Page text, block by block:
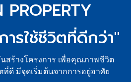
PROPERTY
รใช้ชีวิตที่ดีกว่า"
สร้างโครงการ เพื่อคุณภาพชีวิต
ที่ดี มีจุดเริ่มต้นจากการอยู่อาศัย